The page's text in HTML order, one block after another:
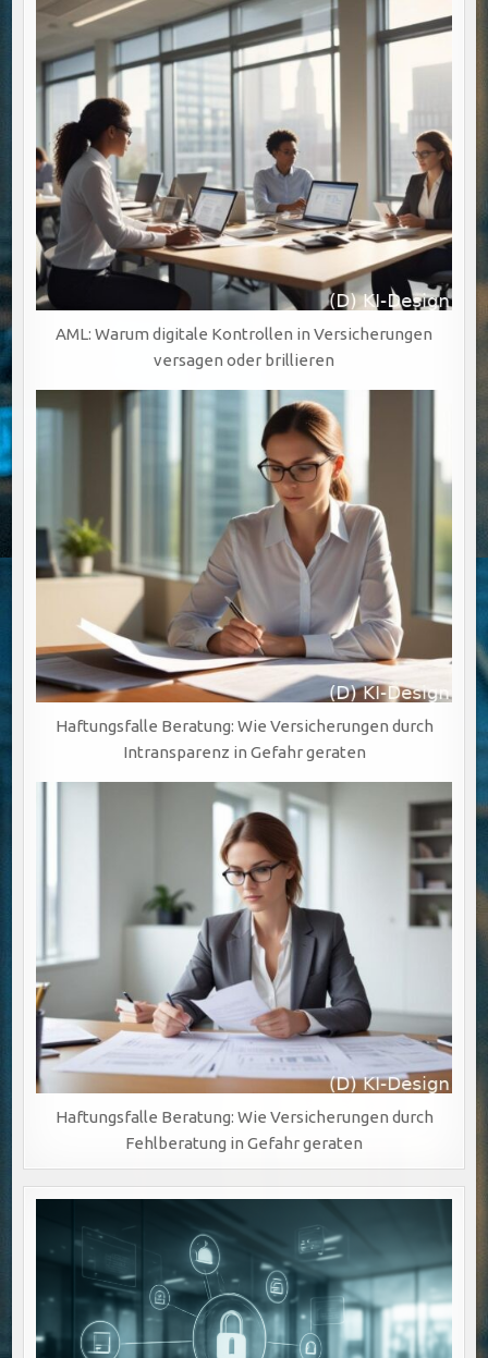
AML: Warum digitale Kontrollen in Versicherungen
versagen oder brillieren
Haftungsfalle Beratung: Wie Versicherungen durch
Intransparenz in Gefahr geraten
Haftungsfalle Beratung: Wie Versicherungen durch
Fehlberatung in Gefahr geraten